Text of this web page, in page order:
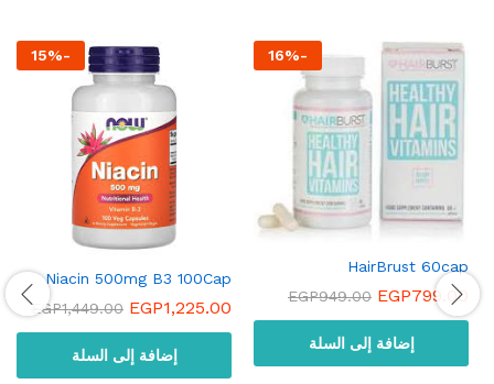
-
16%
HairBrust 60cap
EGP799.00
EGP949.00
إضافة إلى السلة
-
15%
Niacin 500mg B3 100Cap
EGP1,225.00
EGP1,449.00
إضافة إلى السلة